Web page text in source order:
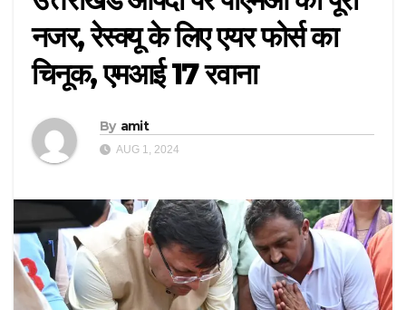
नजर, रेस्क्यू के लिए एयर फोर्स का
चिनूक, एमआई 17 रवाना
By amit
AUG 1, 2024